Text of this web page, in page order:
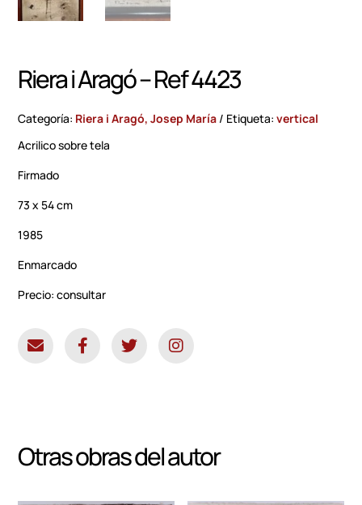
Riera i Aragó – Ref 4423
Categoría: Riera i Aragó, Josep María Etiqueta:vertical
Acrilico sobre tela
Firmado
73 x 54 cm
1985
Enmarcado
Precio: consultar
Otras obras del autor